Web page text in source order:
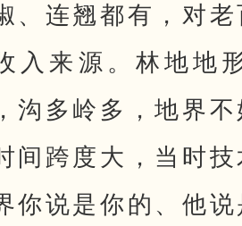
、连翘都有，对
入来源。林地地
沟多岭多，地界
间跨度大，当时
你说是你的、他